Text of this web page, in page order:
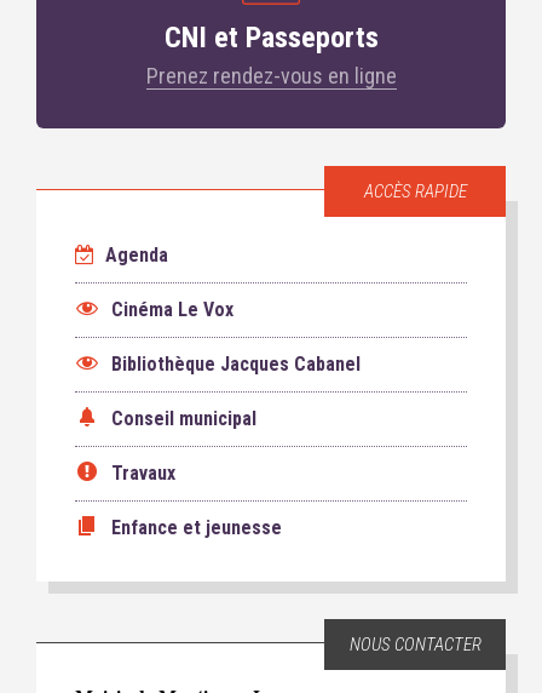
CNI et Passeports
Prenez rendez-vous en ligne
ACCÈS RAPIDE
Agenda
Cinéma Le Vox
Bibliothèque Jacques Cabanel
Conseil municipal
Travaux
Enfance et jeunesse
NOUS CONTACTER